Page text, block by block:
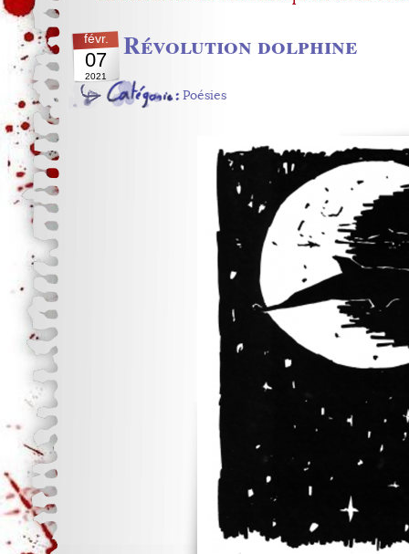
févr.
07
2021
Révolution dolphine
Poésies